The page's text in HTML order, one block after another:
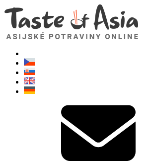
TasteOfAsia.cz
Neváhejte se zeptat. Jsem tady pro vás!